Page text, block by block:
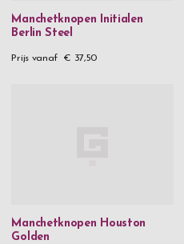
Manchetknopen Initialen
Berlin Steel
Prijs vanaf € 37,50
Manchetknopen Houston
Golden